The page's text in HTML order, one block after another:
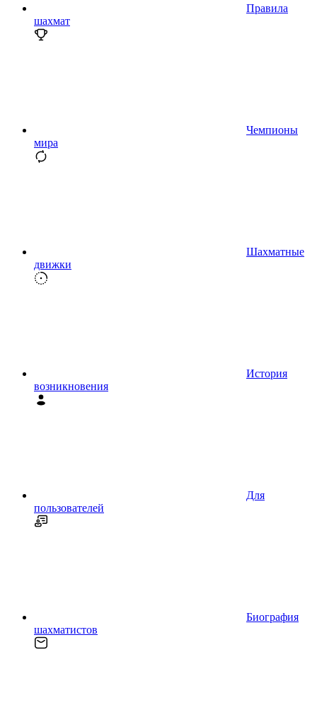
Правила
шахмат
Чемпионы
мира
Шахматные
движки
История
возникновения
Для
пользователей
Биография
шахматистов